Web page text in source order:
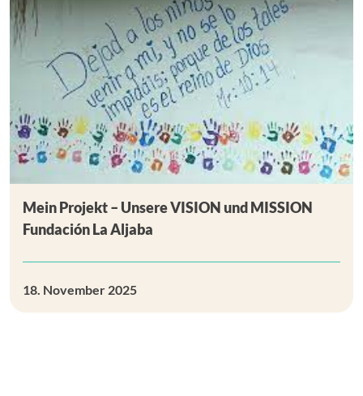
Mein Projekt – Unsere VISION und MISSION
Fundación La Aljaba
18. November 2025